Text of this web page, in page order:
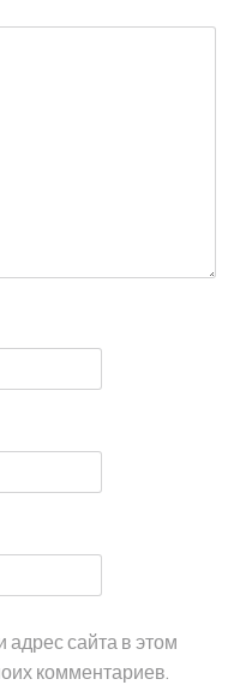
сайта в этом
комментариев.